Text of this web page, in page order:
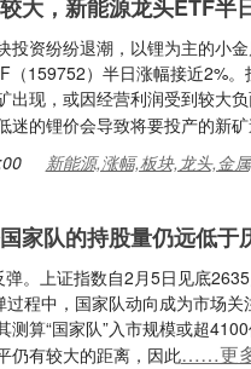
大，新能源龙头ETF半
投资纷纷退潮，以锂为主的小
（159752）半日涨幅接近2%。
出现，或因经营利润受到较大
迷的锂价会导致将要投产的新
新能源,涨幅,板块,龙头,金
家队的持股量仍远低于
。上证指数自2月5日见底
程中，国家队动向成为市场
测算“国家队”入市规模或超
仍有较大的距离，因此……更